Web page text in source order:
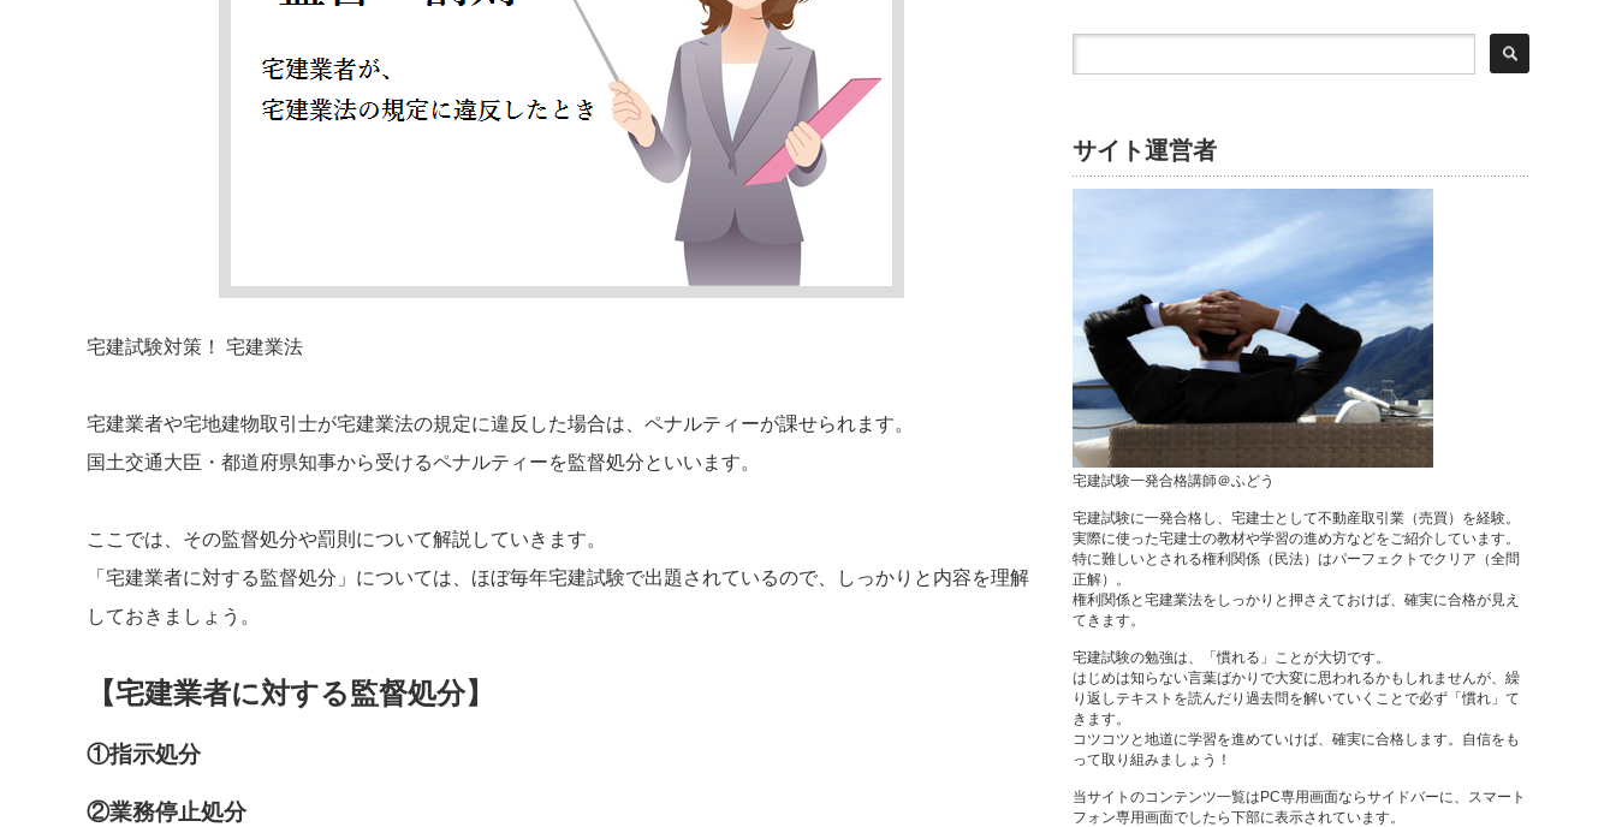
宅建試験対策！ 宅建業法
宅建業者や宅地建物取引士が宅建業法の規定に違反した場合は、ペナルティーが課せられます。
国土交通大臣・都道府県知事から受けるペナルティーを監督処分といいます。
ここでは、その監督処分や罰則について解説していきます。
「宅建業者に対する監督処分」については、ほぼ毎年宅建試験で出題されているので、しっかりと内容を理解
しておきましょう。
【宅建業者に対する監督処分】
①指示処分
②業務停止処分
サイト運営者
宅建試験一発合格講師＠ふどう
宅建試験に一発合格し、宅建士として不動産取引業（売買）を経験。
実際に使った宅建士の教材や学習の進め方などをご紹介しています。
特に難しいとされる権利関係（民法）はパーフェクトでクリア（全問
正解）。
権利関係と宅建業法をしっかりと押さえておけば、確実に合格が見え
てきます。
宅建試験の勉強は、「慣れる」ことが大切です。
はじめは知らない言葉ばかりで大変に思われるかもしれませんが、繰
り返しテキストを読んだり過去問を解いていくことで必ず「慣れ」て
きます。
コツコツと地道に学習を進めていけば、確実に合格します。自信をも
って取り組みましょう！
当サイトのコンテンツ一覧はPC専用画面ならサイドバーに、スマート
フォン専用画面でしたら下部に表示されています。